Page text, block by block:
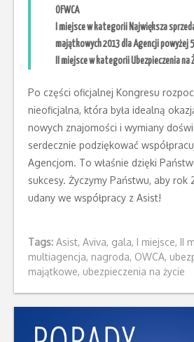
OFWCA
I miejsce w kategorii Największa
majątkowych 2013 dla Agencji powyżej
II miejsce w kategorii Ubezpieczenia na
Po części oficjalnej Kongresu
nieoficjalna, która była idealną
nowych znajomości i wymiany
serdecznie podziękować
Agencjom. To właśnie dzięki
sukcesy. Życzymy Państwu, aby rok
udany we współpracy z Asist!
Tags: Asist, Aviva, gala, I miejsce, II
multiagencja, nagroda, OWCA,
majątkowe, ubezpieczenia na życie